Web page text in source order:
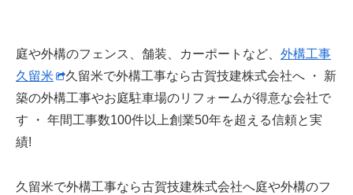
庭や外構のフェンス、舗装、カーポートなど、 外構工事
久留米
久留米で外構工事なら古賀技建株式会社へ ・ 新
築の外構工事やお庭駐車場のリフォームが得意な会社で
す ・ 年間工事数100件以上創業50年を超える信頼と実
績!
久留米で外構工事なら古賀技建株式会社へ庭や外構のフ